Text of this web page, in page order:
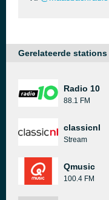
Gerelateerde stations
Radio 10
88.1 FM
classicnl
Stream
Qmusic
100.4 FM